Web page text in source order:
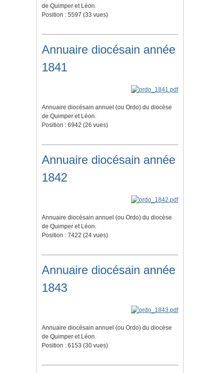
de Quimper et Léon.
Position : 5597 (33 vues)
Annuaire diocésain année
1841
Annuaire diocésain annuel (ou Ordo) du diocèse
de Quimper et Léon.
Position : 6942 (26 vues)
Annuaire diocésain année
1842
Annuaire diocésain annuel (ou Ordo) du diocèse
de Quimper et Léon.
Position : 7422 (24 vues)
Annuaire diocésain année
1843
Annuaire diocésain annuel (ou Ordo) du diocèse
de Quimper et Léon.
Position : 6153 (30 vues)